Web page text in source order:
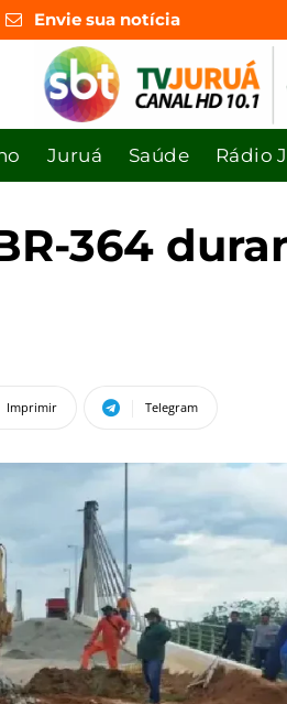
Envie sua notícia
Juruá Saúde Rádio
364
Imprimir Telegram